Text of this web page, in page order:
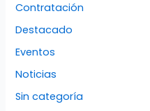
Contratación
Destacado
Eventos
Noticias
Sin categoría